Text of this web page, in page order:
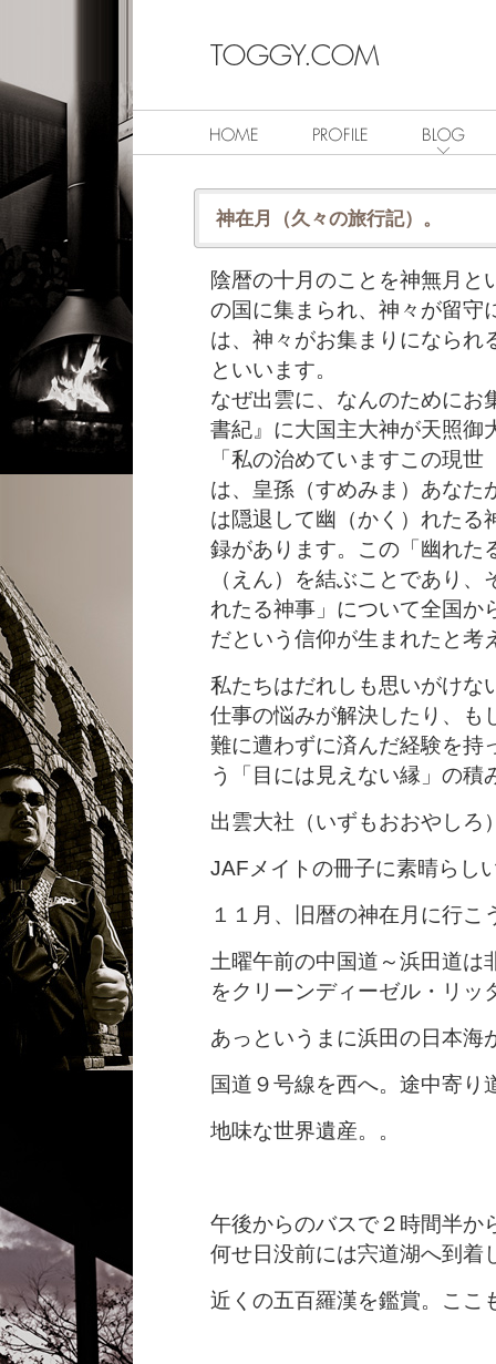
神在月（久々の旅行記）。
陰暦の十月のことを神無月と
の国に集まられ、神々が留守
は、神々がお集まりになられ
といいます。
なぜ出雲に、なんのためにお
書紀』に大国主大神が天照御
「私の治めていますこの現
は、皇孫（すめみま）あなた
は隠退して幽（かく）れたる
録があります。この「幽れた
（えん）を結ぶことであり
れたる神事」について全国か
だという信仰が生まれたと考
私たちはだれしも思いがけな
仕事の悩みが解決したり、も
難に遭わずに済んだ経験を持
う「目には見えない縁」の積
出雲大社（いずもおおやしろ
JAFメイトの冊子に素晴らし
１１月、旧暦の神在月に行こ
土曜午前の中国道～浜田道は
をクリーンディーゼル・リッ
あっというまに浜田の日本海
国道９号線を西へ。途中寄り
地味な世界遺産。。
午後からのバスで２時間半か
何せ日没前には宍道湖へ到着
近くの五百羅漢を鑑賞。ここ